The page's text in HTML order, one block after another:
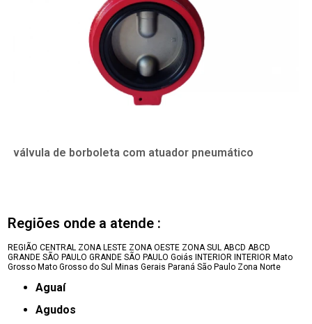
válvula de borboleta com atuador pneumático
Regiões onde a atende :
REGIÃO CENTRAL ZONA LESTE ZONA OESTE ZONA SUL ABCD ABCD
GRANDE SÃO PAULO GRANDE SÃO PAULO Goiás INTERIOR INTERIOR Mato
Grosso Mato Grosso do Sul Minas Gerais Paraná São Paulo Zona Norte
Aguaí
Agudos